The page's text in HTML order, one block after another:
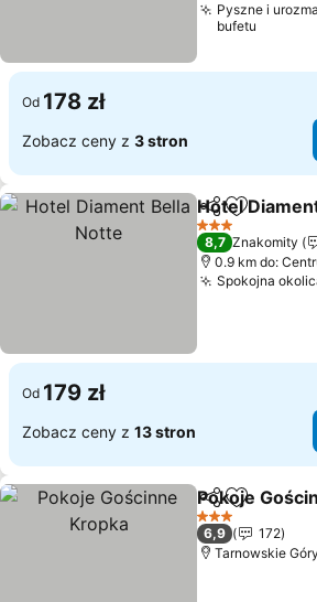
Pyszne i
bufetu
Od 178 zł
Zobacz ceny z 3 stron
Udostępnij
Dodaj do
Hotel
3 Kategoria
8,7 Znakomity
0.9 km do:
Spokojna
Od 179 zł
Zobacz ceny z 13 stron
Udostępnij
Dodaj do
Pokoje
3 Kategoria
6,9
172
Tarnowskie